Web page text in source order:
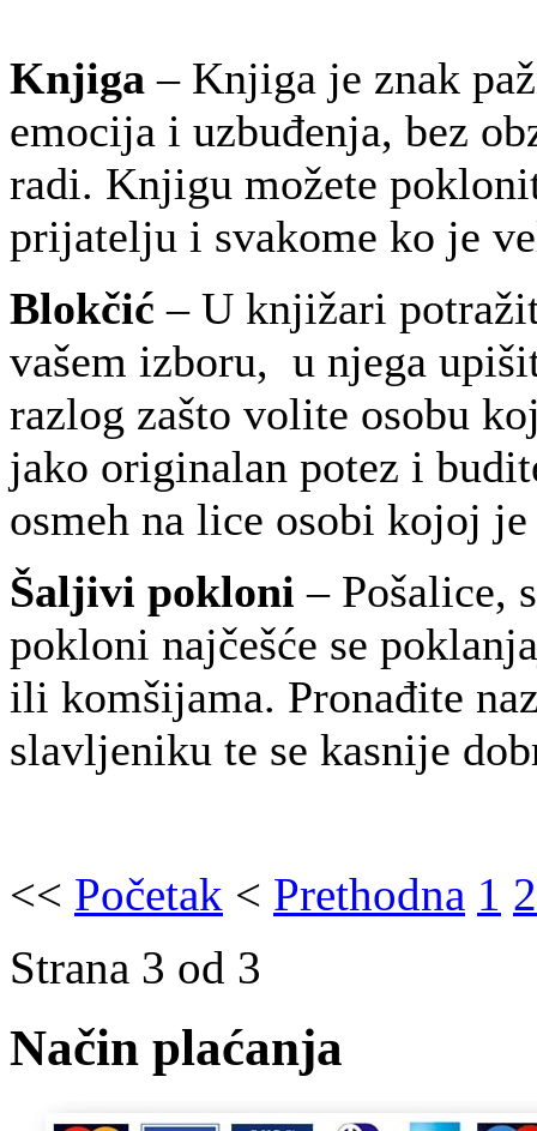
Knjiga– Knjiga je znak
emocija i uzbuđenja, bez
radi. Knjigu možete
prijatelju i svakome ko je
Blokčić – U knjižari
vašem izboru, u njega
razlog zašto volite osobu
jako originalan potez i
osmeh na lice osobi kojoj je
Šaljivi pokloni – Pošalice,
pokloni najčešće se
ili komšijama. Pronađite
slavljeniku te se kasnije
<< Početak < Prethodna 1 2
Strana 3 od 3
Način plaćanja